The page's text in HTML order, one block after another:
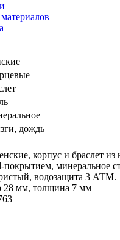
дождь
корпус и браслет
минеральное
водозащита 3
28 мм, толщина 7 мм